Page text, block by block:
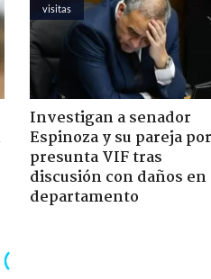
visitas
Investigan a senador
Espinoza y su pareja por
presunta VIF tras
discusión con daños en
departamento